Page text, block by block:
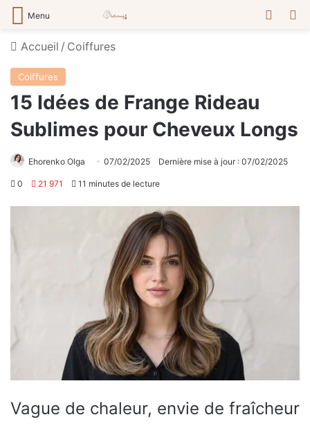
Menu
Accueil / Сoiffures
Сoiffures
15 Idées de Frange Rideau
Sublimes pour Cheveux Longs
Ehorenko Olga 07/02/2025 Dernière mise à jour : 07/02/2025
0 21 971 11 minutes de lecture
Vague de chaleur, envie de fraîcheur